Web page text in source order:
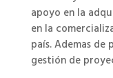
apoyo en la
en la
país. Ademas
gestión de